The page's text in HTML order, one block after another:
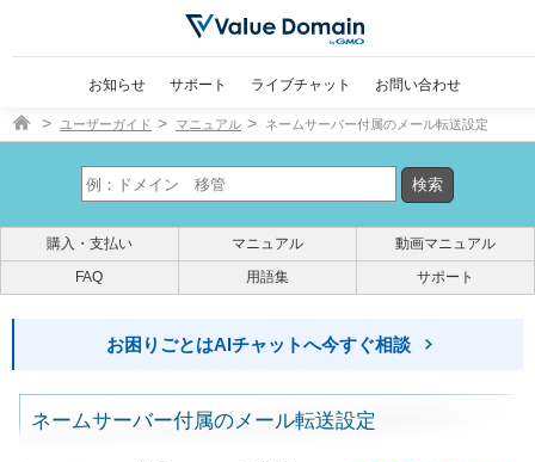
お知らせ サポート ライブチャット お問い合わせ
ドメイン取得ならバリュードメイン
ユーザーガイド マニュアル ネームサーバー付属のメール転送設定
購入・支払い マニュアル
動画マニュアル
FAQ
用語集 サポート
お困りごとはAIチャットへ今すぐ相談
ネームサーバー付属のメール転送設定